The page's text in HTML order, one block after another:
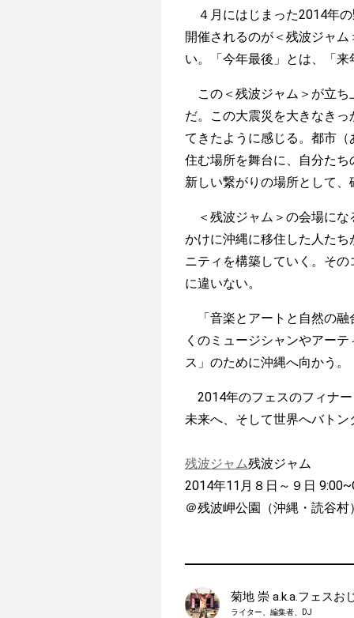
４月にはじまった2014年
開催されるのが＜残波ジャ
い。「今年最後」とは、「
この＜残波ジャム＞が立ち
だ。この大震災を大きなき
てきたように感じる。都市
住む場所を舞台に、自分た
新しい繋がりの場所として
＜残波ジャム＞の会場にな
かけに沖縄に移住した人た
ニティを構築していく。そ
に違いない。
「音楽とアートと自然の融
くのミュージシャンやアー
ス」のために沖縄へ向かう。
2014年のフェスのフィナ
未来へ、そして世界へバト
残波ジャム残波ジャム
2014年11月８日～９日
＠残波岬公園（沖縄・読谷村
菊地 崇 a.k.a.フェスお
ライター、編集者、DJ